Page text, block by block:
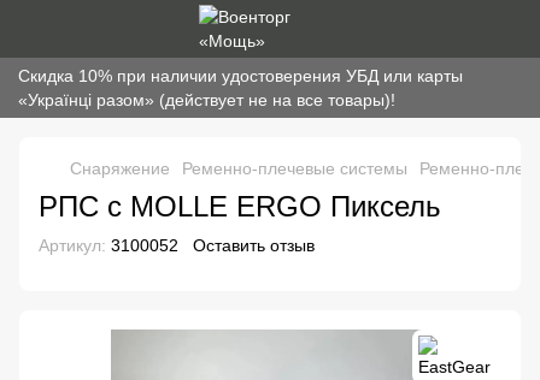
Скидка 10% при наличии удостоверения УБД или карты
«Українці разом» (действует не на все товары)!
Снаряжение Ременно-плечевые системы Ременно-
РПС с MOLLE ERGO Пиксель
Артикул: 3100052 Оставить отзыв